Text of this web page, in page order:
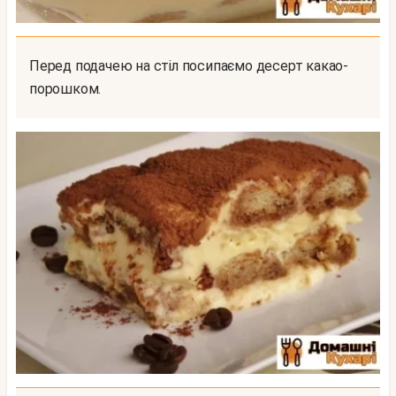
Перед подачею на стіл посипаємо десерт какао-
порошком.